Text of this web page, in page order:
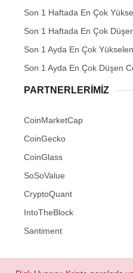
Son 1 Haftada En Çok
Son 1 Haftada En Çok
Son 1 Ayda En Çok
Son 1 Ayda En Çok Düşen
PARTNERLERIMIZ
CoinMarketCap
CoinGecko
CoinGlass
SoSoValue
CryptoQuant
IntoTheBlock
Santiment